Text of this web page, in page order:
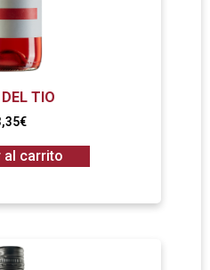
TIO
€
al carrito